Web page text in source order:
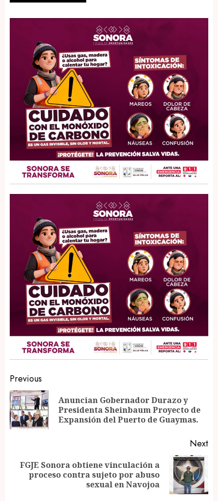
Post
navigation
Previous
Anuncian Gobernador Durazo y
Presidenta Sheinbaum Proyecto de
Expansión del Puerto de Guaymas.
Next
Next
FGJE Sonora obtiene vinculación a
proceso contra sujeto por abuso
sexual en Navojoa